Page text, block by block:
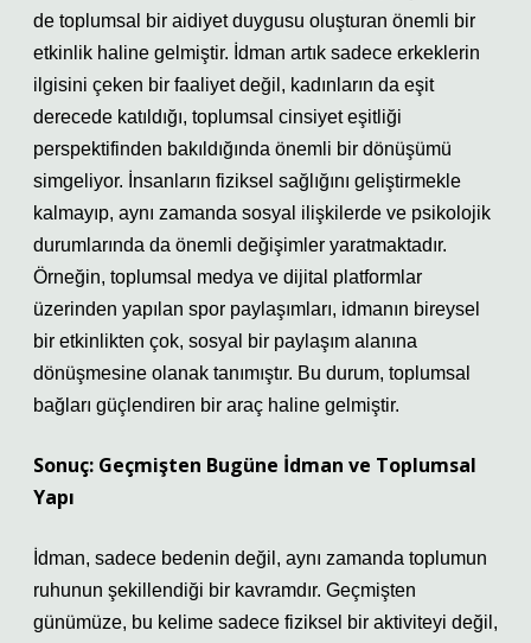
de toplumsal bir aidiyet duygusu oluşturan önemli bir
etkinlik haline gelmiştir. İdman artık sadece erkeklerin
ilgisini çeken bir faaliyet değil, kadınların da eşit
derecede katıldığı, toplumsal cinsiyet eşitliği
perspektifinden bakıldığında önemli bir dönüşümü
simgeliyor. İnsanların fiziksel sağlığını geliştirmekle
kalmayıp, aynı zamanda sosyal ilişkilerde ve psikolojik
durumlarında da önemli değişimler yaratmaktadır.
Örneğin, toplumsal medya ve dijital platformlar
üzerinden yapılan spor paylaşımları, idmanın bireysel
bir etkinlikten çok, sosyal bir paylaşım alanına
dönüşmesine olanak tanımıştır. Bu durum, toplumsal
bağları güçlendiren bir araç haline gelmiştir.
Sonuç: Geçmişten Bugüne İdman ve Toplumsal
Yapı
İdman, sadece bedenin değil, aynı zamanda toplumun
ruhunun şekillendiği bir kavramdır. Geçmişten
günümüze, bu kelime sadece fiziksel bir aktiviteyi değil,